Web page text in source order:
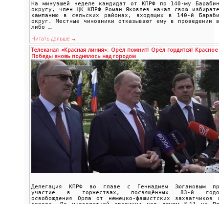
На минувшей неделе кандидат от КПРФ по 140-му
округу, член ЦК КПРФ Роман Яковлев начал свою
кампанию в сельских районах, входящих в 140-й
округ. Местные чиновники отказывают ему в проведении
либо …
Читать дальше →
Телеканал «Красная линия»: Орёл помнит! Орёл гордится!
Победы вновь поднялось над городом
Делегация КПРФ во главе с Геннадием Зюгановым
участие в торжествах, посвящённых 83-й
освобождения Орла от немецко-фашистских захватчиков